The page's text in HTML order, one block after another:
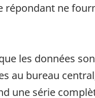
répondant ne
les données
au bureau
une série